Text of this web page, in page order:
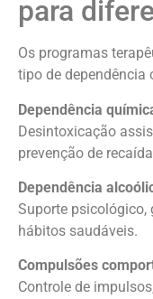
para
Os programas
tipo de dependência
Dependência
Desintoxicação
prevenção de
Dependência
Suporte psicológico,
hábitos saudáveis.
Compulsões
Controle de